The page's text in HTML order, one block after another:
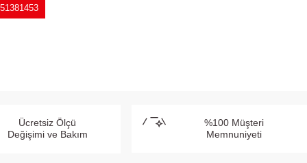
51381453
Ücretsiz Ölçü
Değişimi ve Bakım
%100 Müşteri
Memnuniyeti